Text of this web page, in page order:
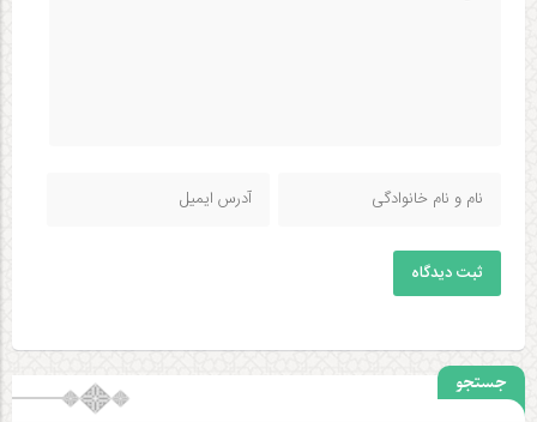
ثبت دیدگاه
جستجو